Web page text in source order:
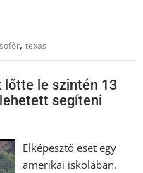
sofőr,texas
lőtte le szintén 13
segíteni
Elképesztő eset egy
amerikai iskolában.